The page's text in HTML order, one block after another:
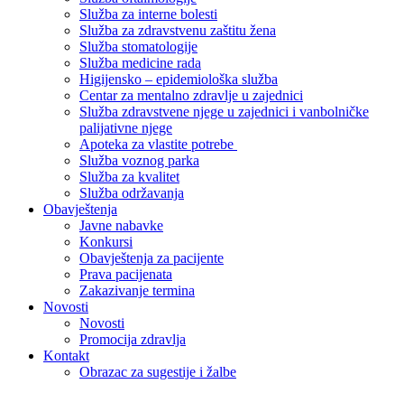
Služba za interne bolesti
Služba za zdravstvenu zaštitu žena
Služba stomatologije
Služba medicine rada
Higijensko – epidemiološka služba
Centar za mentalno zdravlje u zajednici
Služba zdravstvene njege u zajednici i vanbolničke
palijativne njege
Apoteka za vlastite potrebe
Služba voznog parka
Služba za kvalitet
Služba održavanja
Obavještenja
Javne nabavke
Konkursi
Obavještenja za pacijente
Prava pacijenata
Zakazivanje termina
Novosti
Novosti
Promocija zdravlja
Kontakt
Obrazac za sugestije i žalbe